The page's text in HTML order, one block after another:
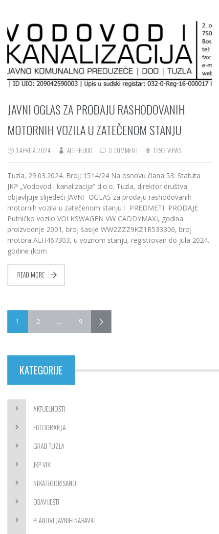
JAVNI OGLAS ZA PRODAJU RASHODOVANIH
MOTORNIH VOZILA U ZATEČENOM STANJU
1 APRILA 2024 AID FEUKIC 0 COMMENT 1293 VIEWS
Tuzla, 29.03.2024. Broj: 1514/24 Na osnovu člana 53. Statuta
JKP „Vodovod i kanalizacija“ d.o.o. Tuzla, direktor društva
objavljuje slijedeći JAVNI OGLAS za prodaju rashodovanih
motornih vozila u zatečenom stanju I PREDMETI PRODAJE
Putničko vozilo VOLKSWAGEN VW CADDYMAXI, godina
proizvodnje 2001, broj šasije WW2ZZZ9KZ1R533306, broj
motora ALH467303, u voznom stanju, registrovan do jula 2024.
godine (kom
READ MORE
1 2 … 9
KATEGORIJE
AKTUELNOSTI
FOTOGRAFIJA
GRAD TUZLA
JKP VIK
NEKATEGORISANO
OBAVIJESTI
PLANOVI JAVNIH NABAVKI